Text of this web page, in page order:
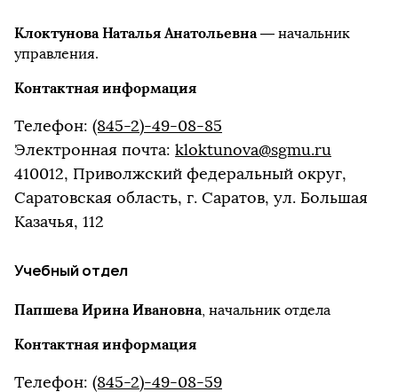
Клоктунова Наталья Анатольевна— начальник
управления.
Контактная информация
Телефон: (845-2)-49-08-85
Электронная почта: kloktunova@sgmu.ru
410012, Приволжский федеральный округ,
Саратовская область, г. Саратов, ул. Большая
Казачья, 112
Учебный отдел
Папшева Ирина Ивановна, начальник отдела
Контактная информация
Телефон: (845-2)-49-08-59